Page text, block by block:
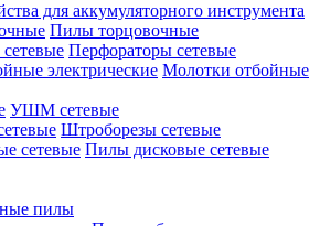
для аккумуляторного инструмента
Пилы торцовочные
Перфораторы сетевые
Молотки отбойные
УШМ сетевые
Штроборезы сетевые
Пилы дисковые сетевые
пилы